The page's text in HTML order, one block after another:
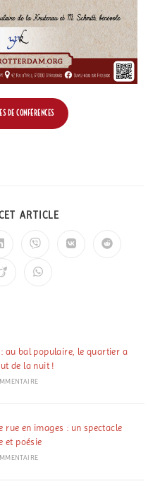
DE CONFÉRENCES
ARTICLE
au bal populaire, le quartier a
de la nuit !
rue en images : un spectacle
et poésie